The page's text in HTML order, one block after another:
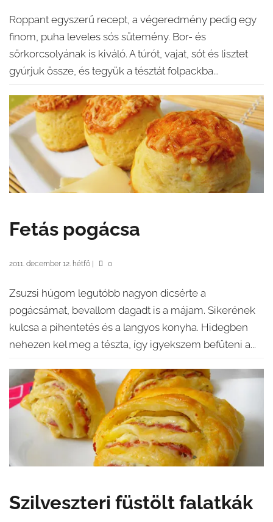
Roppant egyszerű recept, a végeredmény pedig egy
finom, puha leveles sós sütemény. Bor- és
sörkorcsolyának is kiváló. A túrót, vajat, sót és lisztet
gyúrjuk össze, és tegyük a tésztát folpackba...
Fetás pogácsa
2011. december 12. hétfő 0
Zsuzsi húgom legutóbb nagyon dicsérte a
pogácsámat, bevallom dagadt is a májam. Sikerének
kulcsa a pihentetés és a langyos konyha. Hidegben
nehezen kel meg a tészta, így igyekszem befűteni a...
Szilveszteri füstölt falatkák